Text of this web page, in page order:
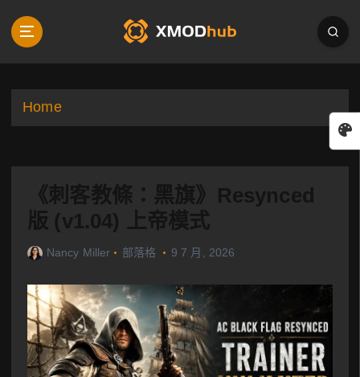
p
Home
《刺客教條：黑旗》Resynced
版 (v1.04) 上帝模式
Nancy Miller 部落格 9 7 月, 2026